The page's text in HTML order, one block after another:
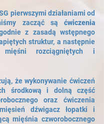
pierwszymi działaniami od
zacząć są ćwiczenia
z zasadą wstępnego
struktur, a następnie
mięśni rozciągniętych i
że wykonywanie ćwiczeń
środkową i dolną część
oraz ćwiczenia
dźwigacz łopatki i
mięśnia czworobocznego